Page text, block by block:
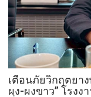
เตือนภัยวิกฤตยา
ผง-ผงขาว” โรง